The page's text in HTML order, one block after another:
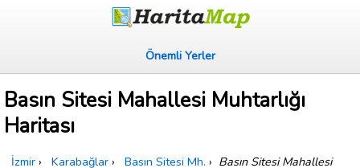
Önemli Yerler
Basın Sitesi Mahallesi Muhtarlığı
Haritası
İzmir › Karabağlar › Basın Sitesi Mh. › Basın Sitesi Mahallesi